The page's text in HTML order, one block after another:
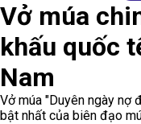
Vở múa
khấu quốc
Nam
Vở múa "Duyên ngày nợ
bật nhất của biên đạo